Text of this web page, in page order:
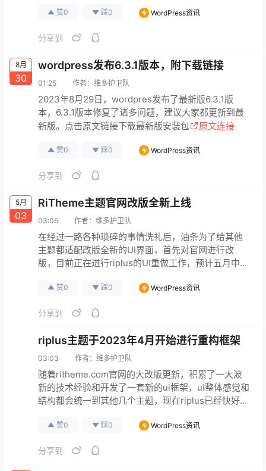
赞0 踩0 WordPress资讯
分享到
8月
30
wordpress发布6.3.1版本，附下载链接
01:25 作者： 维多护卫队
2023年8月29日，wordpres发布了最新版6.3.1版
本，6.3.1版本修复了诸多问题，建议大家都更新到最
新版。点击原文链接下载最新版安装包
原文连接
赞0 踩0 WordPress资讯
分享到
5月
03
RiTheme主题官网改版全新上线
03:05 作者： 维多护卫队
在经过一路各种琐碎的事情洗礼后，油条为了给其他
主题都适配改版全新的UI界面，首先对官网进行改
版，目前正在进行riplus的UI重做工作，预计五月中旬
信任支持。
原文连接
赞0 踩0 WordPress资讯
分享到
riplus主题于2023年4月开始进行重构框架
03:03 作者： 维多护卫队
随着ritheme.com官网的大改版更新，积累了一大波
新的技术经验和开发了一套新的ui框架，ui整体感觉和
结构都会统一到其他几个主题，现在riplus已经快好
月开始进行重构框架中，当前进度百分之80已经完
右即可直接使用最新版UI重构后的riplus主题， 2. 新
赞0 踩0 WordPress资讯
分享到